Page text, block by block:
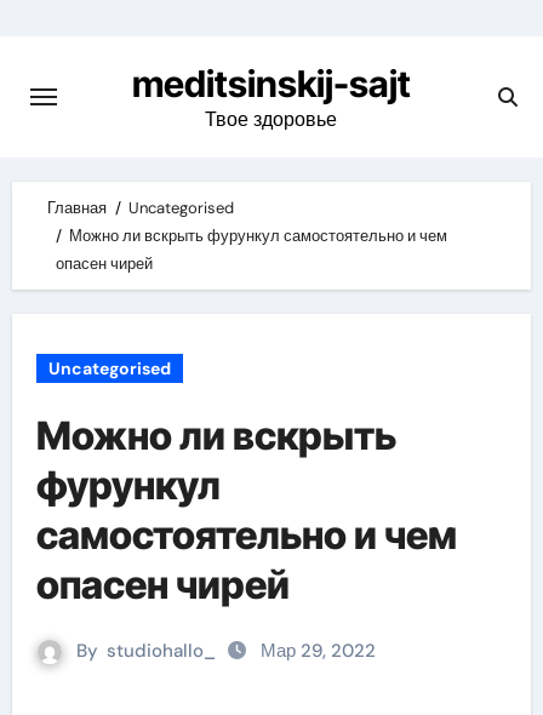
content
meditsinskij-sajt
Твое здоровье
Главная
Uncategorised
Можно ли вскрыть фурункул самостоятельно и чем
опасен чирей
Uncategorised
Можно ли вскрыть
фурункул
самостоятельно и чем
опасен чирей
By studiohallo_ Мар 29, 2022